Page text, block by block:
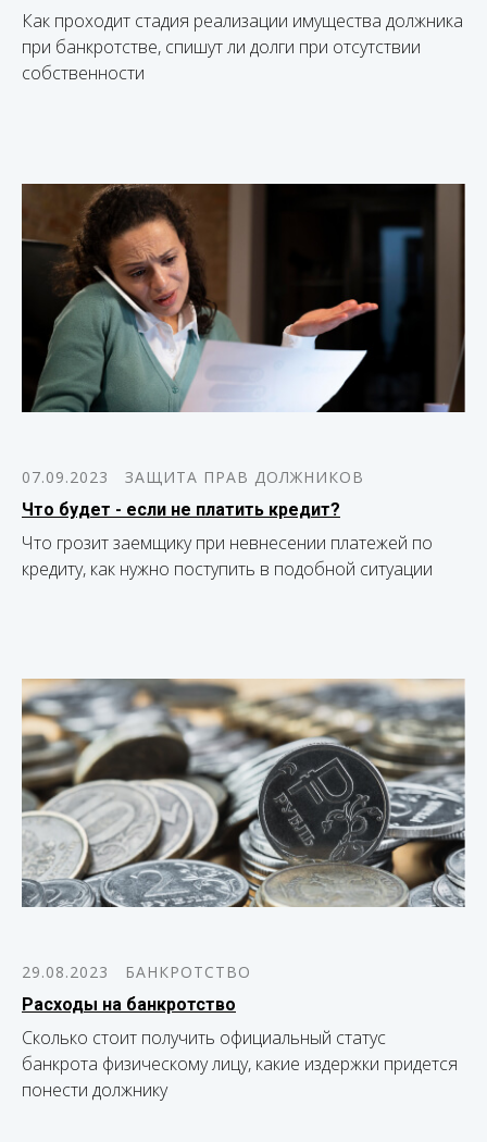
Как проходит стадия реализации имущества должника
при банкротстве, спишут ли долги при отсутствии
собственности
07.09.2023
ЗАЩИТА ПРАВ ДОЛЖНИКОВ
Что будет - если не платить кредит?
Что грозит заемщику при невнесении платежей по
кредиту, как нужно поступить в подобной ситуации
29.08.2023
БАНКРОТСТВО
Расходы на банкротство
Сколько стоит получить официальный статус
банкрота физическому лицу, какие издержки придется
понести должнику